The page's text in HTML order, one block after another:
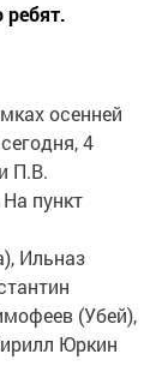
ребят.
осенней
4
П.В.
пункт
Ильназ
(Убей),
Юркин